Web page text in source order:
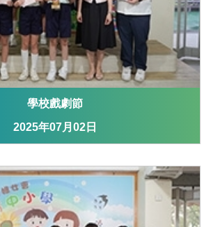
學校戲劇節
2025年07月02日